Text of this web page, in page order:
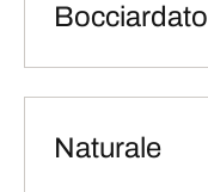
Bocciardato
Naturale